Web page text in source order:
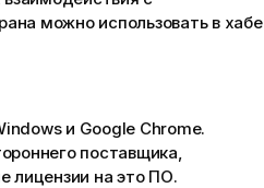
можно использовать в хабе
и Google Chrome.
поставщика,
лицензии на это ПО.